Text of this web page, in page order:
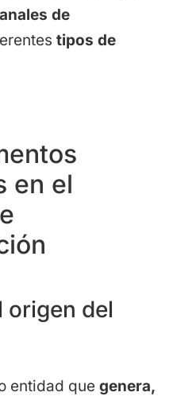
de
tipos de
en el
origen del
entidad que genera,